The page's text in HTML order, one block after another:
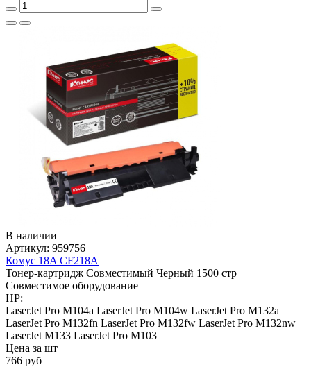
В наличии
Артикул: 959756
Комус 18A CF218A
Тонер-картридж Совместимый Черный 1500 стр
Совместимое оборудование
HP:
LaserJet Pro M104a LaserJet Pro M104w LaserJet Pro M132a
LaserJet Pro M132fn LaserJet Pro M132fw LaserJet Pro M132nw
LaserJet M133 LaserJet Pro M103
Цена за шт
766 руб